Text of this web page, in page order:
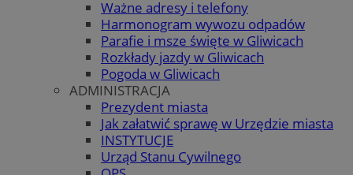
Ważne adresy i telefony
Harmonogram wywozu odpadów
Parafie i msze święte w Gliwicach
Rozkłady jazdy w Gliwicach
Pogoda w Gliwicach
ADMINISTRACJA
Prezydent miasta
Jak załatwić sprawę w Urzędzie miasta
INSTYTUCJE
Urząd Stanu Cywilnego